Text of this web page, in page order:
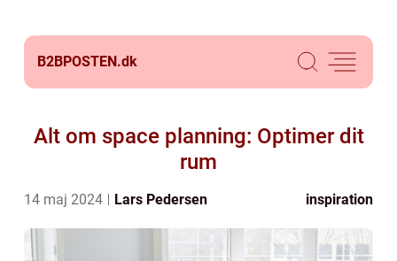
B2BPOSTEN.dk
Alt om space planning: Optimer dit
rum
14 maj 2024 Lars Pedersen inspiration